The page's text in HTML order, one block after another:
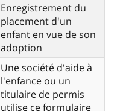
Enregistrement du
placement d'un
enfant en vue de son
adoption
Une société d'aide à
l'enfance ou un
titulaire de permis
utilise ce formulaire